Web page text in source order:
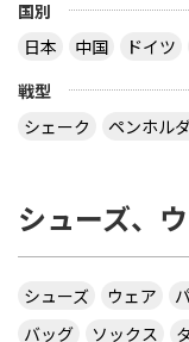
国別
日本
中国 ドイツ
戦型
シェーク
ペンホル
シューズ、
シューズ ウェア
バッグ
ソックス